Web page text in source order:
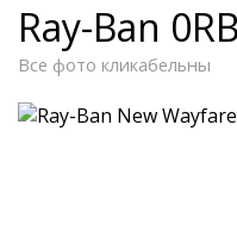
Ray-Ban
Все фото кликабельны